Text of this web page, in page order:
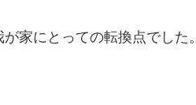
家にとっての転換点でした。